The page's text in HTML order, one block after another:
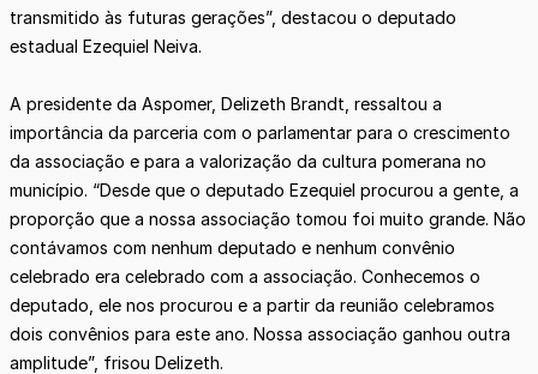
transmitido às futuras gerações”, destacou o deputado
estadual Ezequiel Neiva.
A presidente da Aspomer, Delizeth Brandt, ressaltou a
importância da parceria com o parlamentar para o crescimento
da associação e para a valorização da cultura pomerana no
município. “Desde que o deputado Ezequiel procurou a gente, a
proporção que a nossa associação tomou foi muito grande. Não
contávamos com nenhum deputado e nenhum convênio
celebrado era celebrado com a associação. Conhecemos o
deputado, ele nos procurou e a partir da reunião celebramos
dois convênios para este ano. Nossa associação ganhou outra
amplitude”, frisou Delizeth.